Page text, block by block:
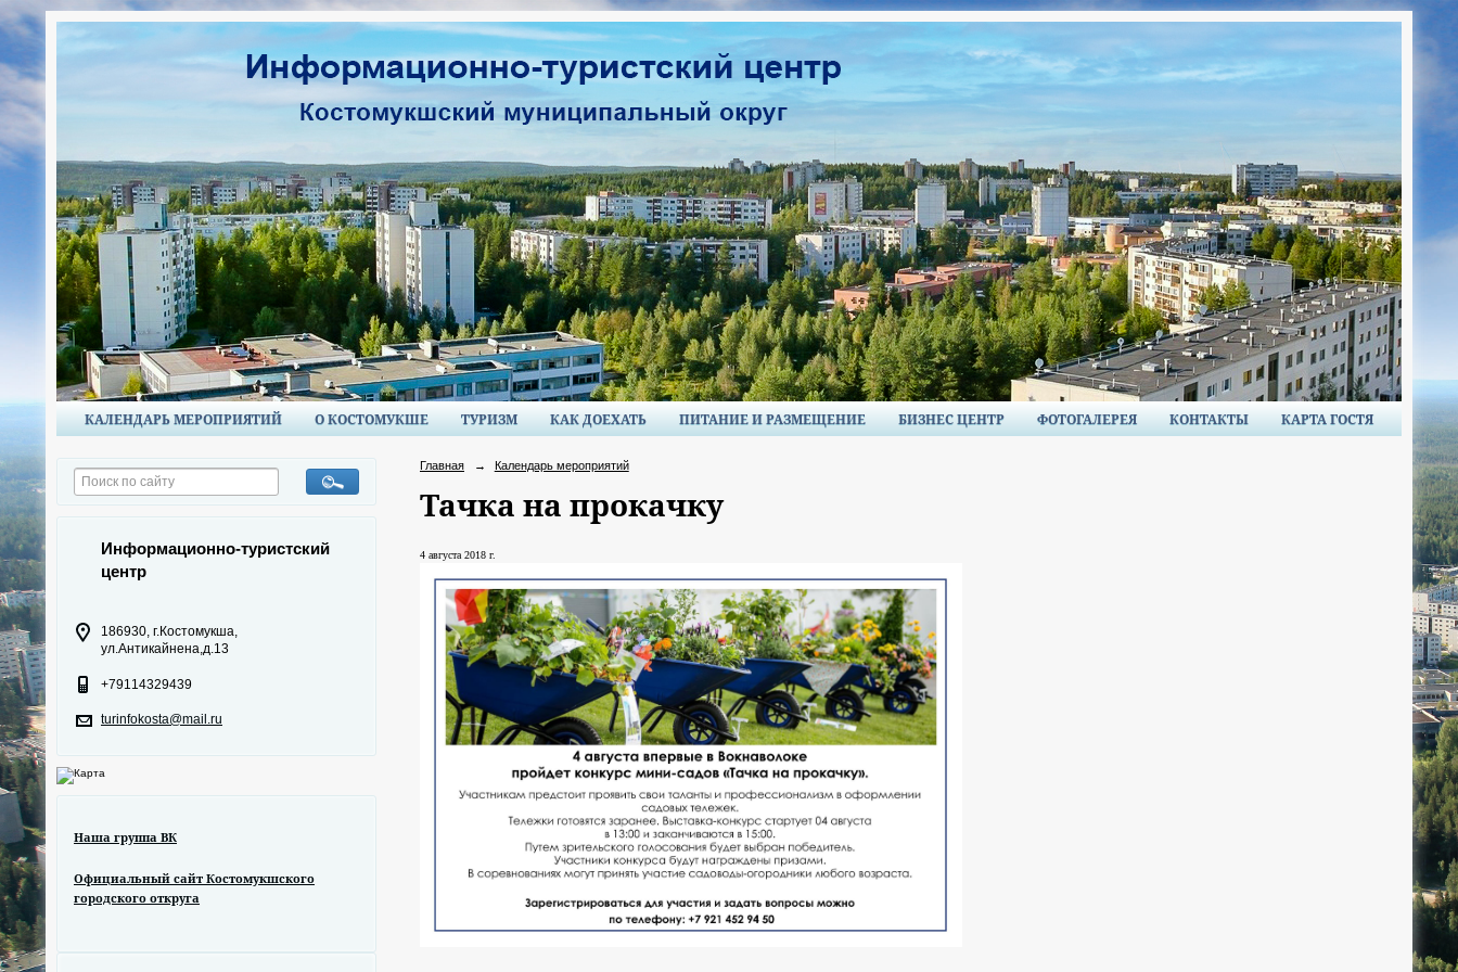
КАЛЕНДАРЬ МЕРОПРИЯТИЙ О КОСТОМУКШЕ ТУРИЗМ КАК ДОЕХАТЬ ПИТАНИЕ И РАЗМЕЩЕНИЕ БИЗНЕС ЦЕНТР ФОТОГАЛЕРЕЯ КОНТАКТЫ КАРТА ГОСТЯ
Информационно-туристский
центр
186930, г.Костомукша,
ул.Антикайнена,д.13
+79114329439
turinfokosta@mail.ru
Наша группа ВК
Официальный сайт Костомукшского
городского откруга
Главная → Календарь мероприятий
Тачка на прокачку
4 августа 2018 г.